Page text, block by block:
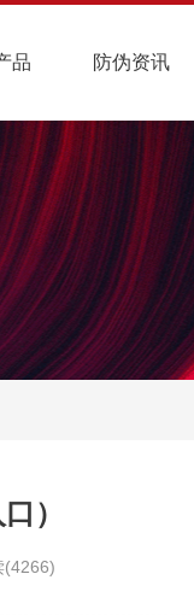
品 防伪资讯
）
(4266)